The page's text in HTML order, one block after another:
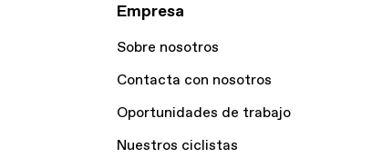
Empresa
Sobre nosotros
Contacta con nosotros
Oportunidades de trabajo
Nuestros ciclistas